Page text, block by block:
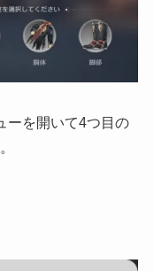
ーを開いて4つ目の